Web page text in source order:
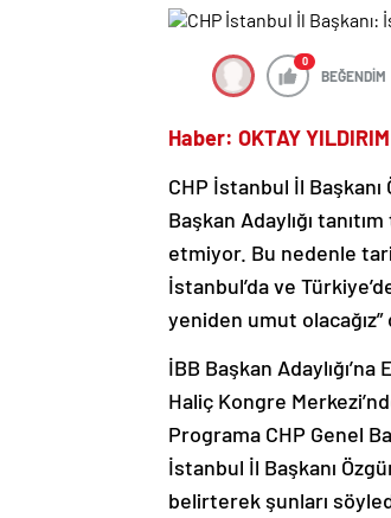
0
BEĞENDİM
Haber: OKTAY
CHP İstanbul İl
Başkan Adaylığı
etmiyor. Bu nedenle
İstanbul’da ve
yeniden umut olacağız”
İBB Başkan
Haliç Kongre
Programa CHP Genel
İstanbul İl Başkanı
belirterek şunları